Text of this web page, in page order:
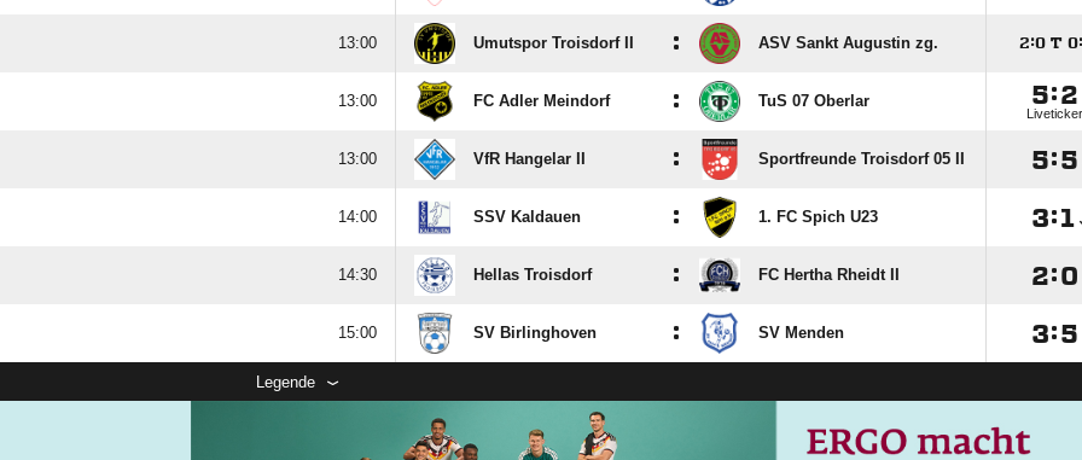
 Umutspor Troisdorf II : ASV Sankt Augustin zg. :T :
 FC Adler Meindorf : TuS 07 Oberlar :
Liveticker
 VfR Hangelar II : Sportfreunde Troisdorf 05 II :
 SSV Kaldauen : 1. FC Spich U23 :
 Hellas Troisdorf : FC Hertha Rheidt II :
 SV Birlinghoven : SV Menden :
Legende